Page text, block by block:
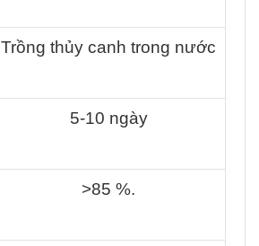
Trồng thủy canh trong nước
5-10 ngày
>85 %.